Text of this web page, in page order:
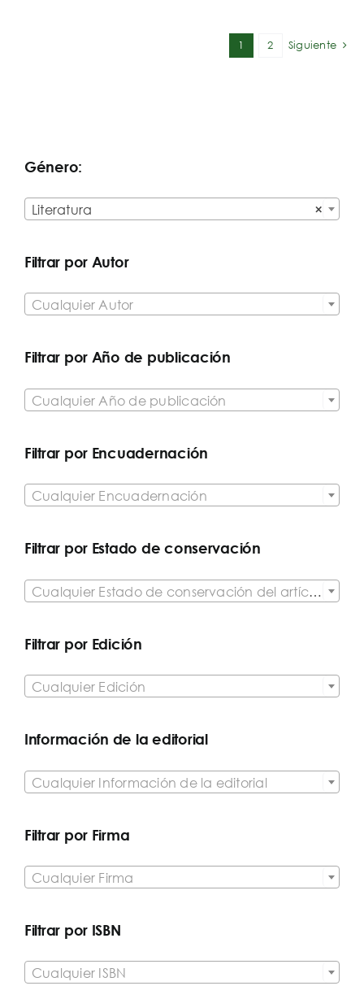
1 2 Siguiente
Género:
×
Literatura
Filtrar por Autor
Cualquier Autor
Filtrar por Año de publicación
Cualquier Año de publicación
Filtrar por Encuadernación
Cualquier Encuadernación
Filtrar por Estado de conservación
Cualquier Estado de conservación del artículo
Filtrar por Edición
Cualquier Edición
Información de la editorial
Cualquier Información de la editorial
Filtrar por Firma
Cualquier Firma
Filtrar por ISBN
Cualquier ISBN